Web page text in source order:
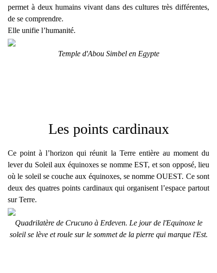
permet à deux humains vivant dans des cultures très différentes,
de se comprendre.
Elle unifie l’humanité.
Temple d'Abou Simbel en Egypte
Les points cardinaux
Ce point à l’horizon qui réunit la Terre entière au moment du
lever du Soleil aux équinoxes se nomme EST, et son opposé, lieu
où le soleil se couche aux équinoxes, se nomme OUEST. Ce sont
deux des quatres points cardinaux qui organisent l’espace partout
sur Terre.
Quadrilatère de Crucuno à Erdeven. Le jour de l'Equinoxe le
soleil se lève et roule sur le sommet de la pierre qui marque l'Est.